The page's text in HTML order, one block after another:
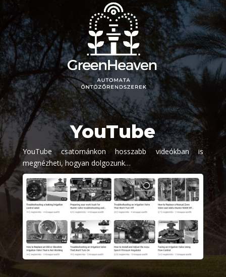
YouTube
YouTube csatornánkon hosszabb videókban is
megnézheti, hogyan dolgozunk…